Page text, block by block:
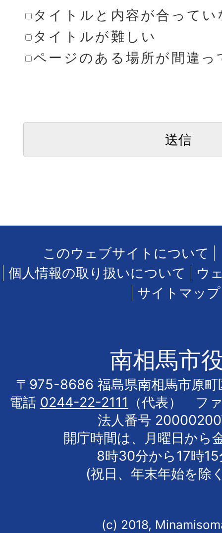
タイトルと内容が合ってい
タイトルが難しい
ページのある場所が間違っ
このウェブサイトについて
個人情報の取り扱いについて
ウ
サイトマップ
南相馬市
〒975-8686 福島県南相馬市原町
電話 0244-22-2111
（代表） フ
法人番号
開庁時間は、月曜日から
8時30分から17時
(祝日、年末年始を除
(c) 2018,